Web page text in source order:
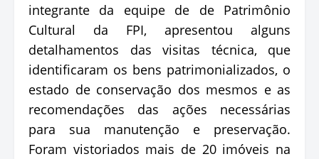
integrante da equipe de de Patrimônio
Cultural da FPI, apresentou alguns
detalhamentos das visitas técnica, que
identificaram os bens patrimonializados, o
estado de conservação dos mesmos e as
recomendações das ações necessárias
para sua manutenção e preservação.
Foram vistoriados mais de 20 imóveis na